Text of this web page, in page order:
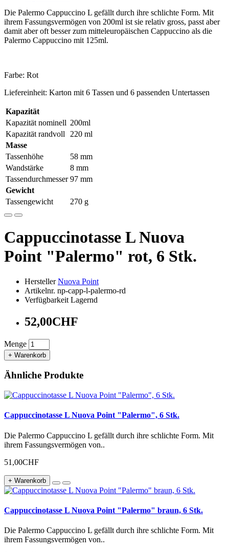
Die Palermo Cappuccino L gefällt durch ihre schlichte Form. Mit
ihrem Fassungsvermögen von 200ml ist sie relativ gross, passt aber
damit aber oft besser zum mitteleuropäischen Cappuccino als die
Palermo Cappuccino mit 125ml.
Farbe: Rot
Liefereinheit: Karton mit 6 Tassen und 6 passenden Untertassen
Kapazität
Kapazität nominell 200ml
Kapazität randvoll
220 ml
Masse
Tassenhöhe
58 mm
Wandstärke
8 mm
Tassendurchmesser 97 mm
Gewicht
Tassengewicht
270 g
Cappuccinotasse L Nuova
Point "Palermo" rot, 6 Stk.
HerstellerNuova Point
Artikelnr. np-capp-l-palermo-rd
Verfügbarkeit Lagernd
52,00CHF
Menge
+ Warenkorb
Ähnliche Produkte
Cappuccinotasse L Nuova Point "Palermo", 6 Stk.
Die Palermo Cappuccino L gefällt durch ihre schlichte Form. Mit
ihrem Fassungsvermögen von..
51,00CHF
+ Warenkorb
Cappuccinotasse L Nuova Point "Palermo" braun, 6 Stk.
Die Palermo Cappuccino L gefällt durch ihre schlichte Form. Mit
ihrem Fassungsvermögen von..